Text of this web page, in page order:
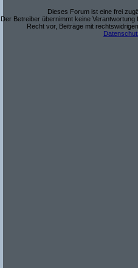
Dieses Forum ist eine frei
Der Betreiber übernimmt keine
Recht vor, Beiträge mit